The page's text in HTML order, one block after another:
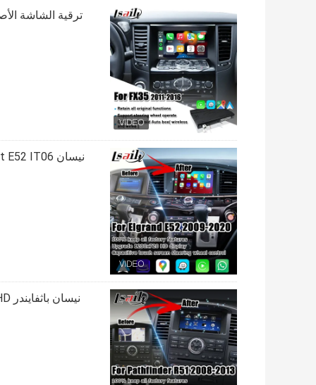
نيسان باثفايندر IT08 R51 HD شاشة ترقية صندوق التنقل اللاسلكي carplay android